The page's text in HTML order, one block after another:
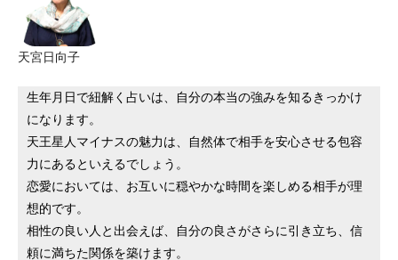
天宮日向子
生年月日で紐解く占いは、自分の本当の強みを知るきっかけ
になります。
天王星人マイナスの魅力は、自然体で相手を安心させる包容
力にあるといえるでしょう。
恋愛においては、お互いに穏やかな時間を楽しめる相手が理
想的です。
相性の良い人と出会えば、自分の良さがさらに引き立ち、信
頼に満ちた関係を築けます。